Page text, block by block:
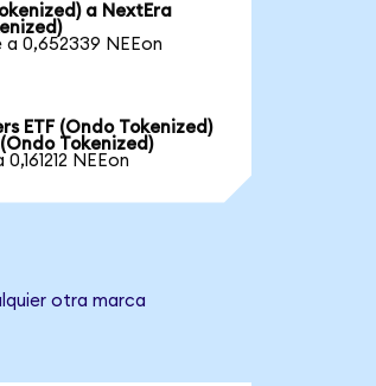
a NextEra
a 0,652339 NEEon
ETF (Ondo Tokenized)
Tokenized)
NEEon
otra marca